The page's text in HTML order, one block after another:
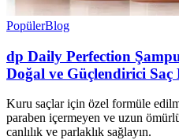
PopülerBlog
dp Daily Perfection
Doğal ve Güçlendirici Saç
Kuru saçlar için özel formüle
paraben içermeyen ve uzun
canlılık ve parlaklık sağlayın.